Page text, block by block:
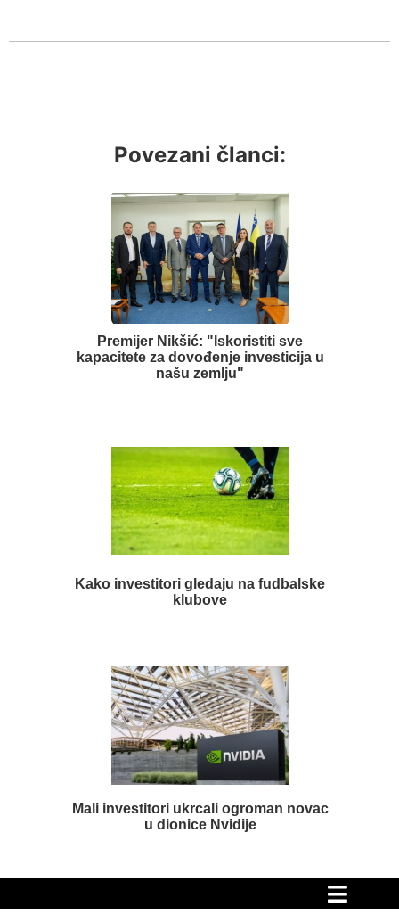
Povezani članci:
Premijer Nikšić: "Iskoristiti sve
kapacitete za dovođenje investicija u
našu zemlju"
Kako investitori gledaju na fudbalske
klubove
Mali investitori ukrcali ogroman novac
u dionice Nvidije